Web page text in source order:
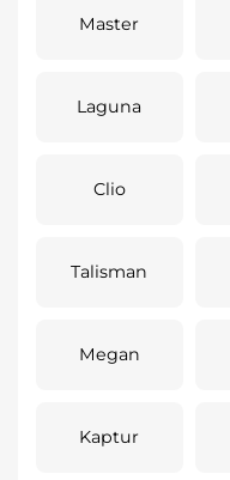
Master
Laguna
Clio
Talisman
Megan
Kaptur